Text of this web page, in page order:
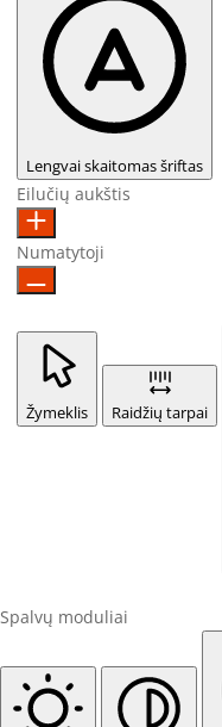
Lengvai skaitomas šriftas
Eilučių aukštis
Numatytoji
Žymeklis Raidžių tarpai
Spalvų moduliai